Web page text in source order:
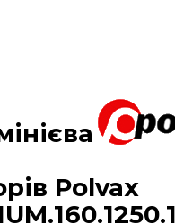
Polvax